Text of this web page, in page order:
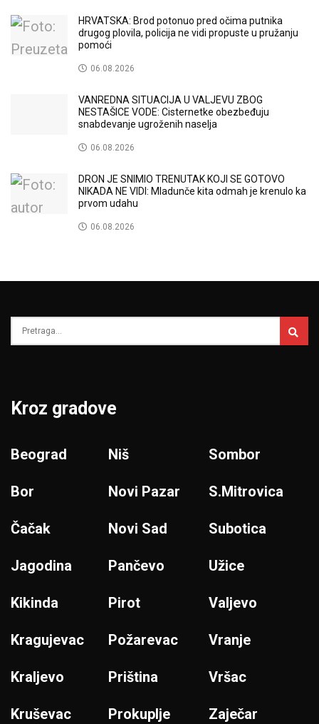
HRVATSKA: Brod potonuo pred očima putnika
drugog plovila, policija ne vidi propuste u pružanju
pomoći
06.08.2026
VANREDNA SITUACIJA U VALJEVU ZBOG
NESTAŠICE VODE: Cisternetke obezbeđuju
snabdevanje ugroženih naselja
06.08.2026
DRON JE SNIMIO TRENUTAK KOJI SE GOTOVO
NIKADA NE VIDI: Mladunče kita odmah je krenulo ka
prvom udahu
06.08.2026
Kroz gradove
Beograd
Bor
Čačak
Jagodina
Kikinda
Kragujevac
Kraljevo
Kruševac
Niš
Novi Pazar
Novi Sad
Pančevo
Pirot
Požarevac
Priština
Prokuplje
Sombor
S.Mitrovica
Subotica
Užice
Valjevo
Vranje
Vršac
Zaječar